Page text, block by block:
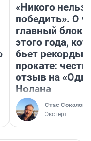
«Никого нельзя
победить». О
главный
этого года,
бьет рекорды в
прокате:
отзыв на
Нолана
Стас Соколов
Эксперт